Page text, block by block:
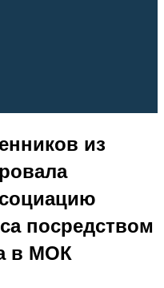
из
посредством
в МОК